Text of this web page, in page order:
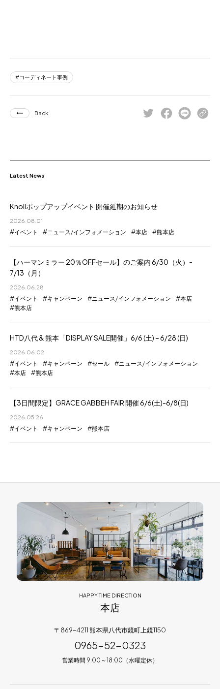
コーディネート事例
Back
Latest News
Knollポップアップイベント 開催延期のお知らせ
2026.08.01
イベント ニュース/インフォメーション 本店 熊本店
【ハーマンミラー 20％OFFセール】のご案内 6/30（火）-
7/13（月）
2026.06.28
イベント キャンペーン ニュース/インフォメーション
本店
熊本店
HTD八代 & 熊本「DISPLAY SALE開催」6/6 (土) – 6/28 (日)
2026.06.02
イベント キャンペーン セール
ニュース/インフォメーション
本店
熊本店
【3日間限定】GRACE GABBEH FAIR 開催 6/6(土)-6/8(日)
2026.05.26
イベント キャンペーン 熊本店
HAPPY TIME DIRECTION
本店
〒869-4211 熊本県八代市鏡町上鏡1150
0965-52-0323
営業時間 9:00～18:00（水曜定休）